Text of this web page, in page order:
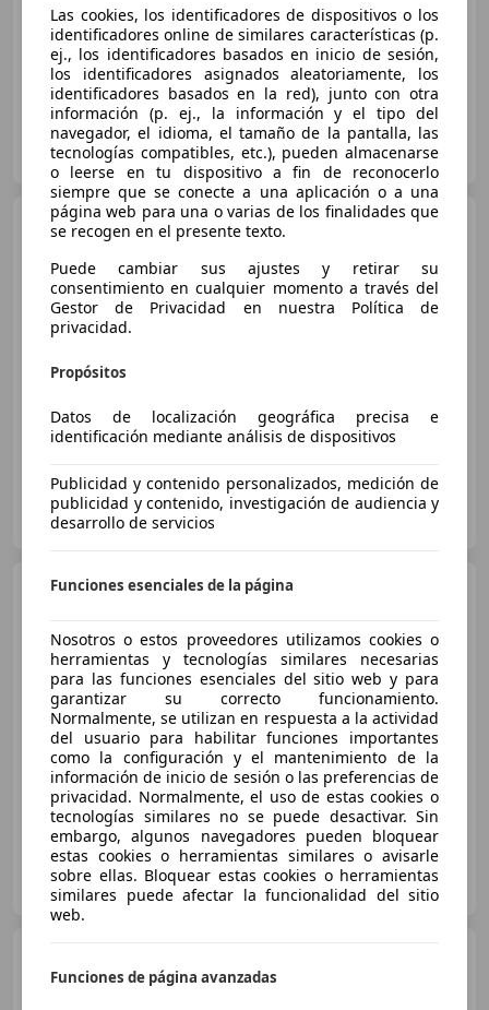
01/2024 104.778 km Diésel 110 kW (150 CV)
OCASIONPLUS SEVILLA CENTRO II
ES-41007 Sevilla
Volkswagen Tiguan
2.0TDI Urban Sport DSG 110kW
€ 25.719
OCASIONPLUS LA MAQUINISTA II
ES-08020 SANT ANDREU
Volkswagen Tiguan
€ 26.990
Sin comparación
03/2024 10.000 km Gasolina 96 kW (131 CV)
FLEXICAR VILAFRANCA DEL PENEDÈS
ES-08720 Vilafranca del Penedès
eTSI Life DSG 110kW
Las cookies, los identificadores de dispositivos o los
identificadores online de similares características (p.
ej., los identificadores basados en inicio de sesión,
los identificadores asignados aleatoriamente, los
identificadores basados en la red), junto con otra
información (p. ej., la información y el tipo del
navegador, el idioma, el tamaño de la pantalla, las
tecnologías compatibles, etc.), pueden almacenarse
o leerse en tu dispositivo a fin de reconocerlo
siempre que se conecte a una aplicación o a una
página web para una o varias de los finalidades que
se recogen en el presente texto.
Puede cambiar sus ajustes y retirar su
consentimiento en cualquier momento a través del
Gestor de Privacidad en nuestra Política de
privacidad.
Propósitos
Datos de localización geográfica precisa e
identificación mediante análisis de dispositivos
Publicidad y contenido personalizados, medición de
publicidad y contenido, investigación de audiencia y
desarrollo de servicios
Funciones esenciales de la página
Nosotros o estos proveedores utilizamos cookies o
herramientas y tecnologías similares necesarias
para las funciones esenciales del sitio web y para
garantizar su correcto funcionamiento.
Normalmente, se utilizan en respuesta a la actividad
del usuario para habilitar funciones importantes
como la configuración y el mantenimiento de la
información de inicio de sesión o las preferencias de
privacidad. Normalmente, el uso de estas cookies o
tecnologías similares no se puede desactivar. Sin
embargo, algunos navegadores pueden bloquear
estas cookies o herramientas similares o avisarle
sobre ellas. Bloquear estas cookies o herramientas
similares puede afectar la funcionalidad del sitio
web.
Funciones de página avanzadas